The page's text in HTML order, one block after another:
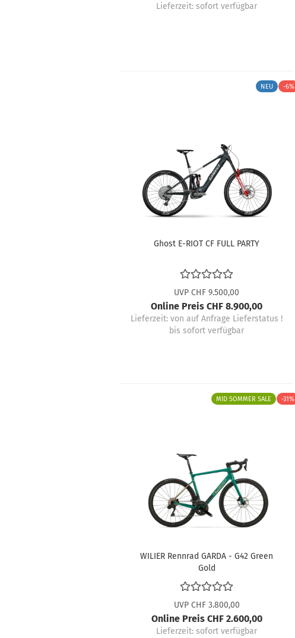
Lieferzeit:sofort verfügbar
NEU -6%
Ghost E-RIOT CF FULL PARTY
UVP CHF 9.500,00
Online Preis CHF 8.900,00
Lieferzeit:von auf Anfrage Lieferstatus !
bis sofort verfügbar
MID SOMMER SALE -31%
WILIER Rennrad GARDA - G42 Green
Gold
UVP CHF 3.800,00
Online Preis CHF 2.600,00
Lieferzeit:sofort verfügbar